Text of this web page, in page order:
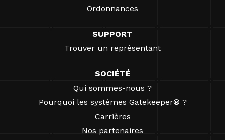
Ordonnances
SUPPORT
Trouver un représentant
SOCIÉTÉ
Qui sommes-nous ?
Pourquoi les systèmes Gatekeeper® ?
Carrières
Nos partenaires